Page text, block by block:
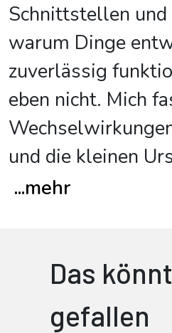
Schnittstellen und
warum Dinge
zuverlässig
eben nicht. Mich
und die kleinen
...mehr
Das
gefallen